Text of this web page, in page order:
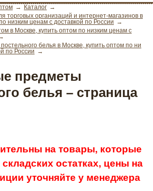
Каталог
торговых организаций и интернет-магазинов в
низким ценам с доставкой по России
в Москве, купить оптом по низким ценам с
белья в Москве, купить оптом по ни
по России
предметы
белья – страница
на товары, которые
остатках, цены на
уточняйте у менеджера